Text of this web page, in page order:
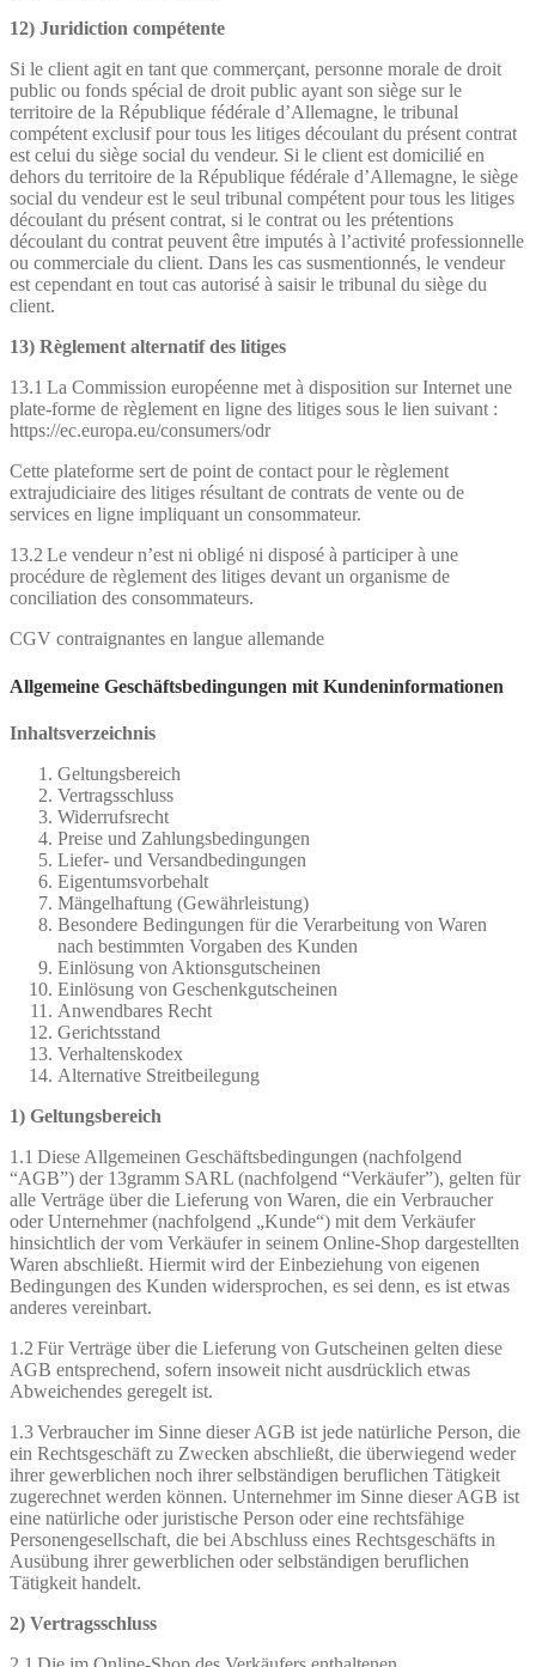
12) Juridiction compétente
Si le client agit en tant que commerçant, personne morale de droit
public ou fonds spécial de droit public ayant son siège sur le
territoire de la République fédérale d’Allemagne, le tribunal
compétent exclusif pour tous les litiges découlant du présent contrat
est celui du siège social du vendeur. Si le client est domicilié en
dehors du territoire de la République fédérale d’Allemagne, le siège
social du vendeur est le seul tribunal compétent pour tous les litiges
découlant du présent contrat, si le contrat ou les prétentions
découlant du contrat peuvent être imputés à l’activité professionnelle
ou commerciale du client. Dans les cas susmentionnés, le vendeur
est cependant en tout cas autorisé à saisir le tribunal du siège du
client.
13) Règlement alternatif des litiges
13.1 La Commission européenne met à disposition sur Internet une
plate-forme de règlement en ligne des litiges sous le lien suivant :
https://ec.europa.eu/consumers/odr
Cette plateforme sert de point de contact pour le règlement
extrajudiciaire des litiges résultant de contrats de vente ou de
services en ligne impliquant un consommateur.
13.2 Le vendeur n’est ni obligé ni disposé à participer à une
procédure de règlement des litiges devant un organisme de
conciliation des consommateurs.
CGV contraignantes en langue allemande
Allgemeine Geschäftsbedingungen mit Kundeninformationen
Inhaltsverzeichnis
Geltungsbereich
Vertragsschluss
Widerrufsrecht
Preise und Zahlungsbedingungen
Liefer- und Versandbedingungen
Eigentumsvorbehalt
Mängelhaftung (Gewährleistung)
Besondere Bedingungen für die Verarbeitung von Waren
nach bestimmten Vorgaben des Kunden
Einlösung von Aktionsgutscheinen
Einlösung von Geschenkgutscheinen
Anwendbares Recht
Gerichtsstand
Verhaltenskodex
Alternative Streitbeilegung
1) Geltungsbereich
1.1 Diese Allgemeinen Geschäftsbedingungen (nachfolgend
“AGB”) der 13gramm SARL (nachfolgend “Verkäufer”), gelten für
alle Verträge über die Lieferung von Waren, die ein Verbraucher
oder Unternehmer (nachfolgend „Kunde“) mit dem Verkäufer
hinsichtlich der vom Verkäufer in seinem Online-Shop dargestellten
Waren abschließt. Hiermit wird der Einbeziehung von eigenen
Bedingungen des Kunden widersprochen, es sei denn, es ist etwas
anderes vereinbart.
1.2 Für Verträge über die Lieferung von Gutscheinen gelten diese
AGB entsprechend, sofern insoweit nicht ausdrücklich etwas
Abweichendes geregelt ist.
1.3 Verbraucher im Sinne dieser AGB ist jede natürliche Person, die
ein Rechtsgeschäft zu Zwecken abschließt, die überwiegend weder
ihrer gewerblichen noch ihrer selbständigen beruflichen Tätigkeit
zugerechnet werden können. Unternehmer im Sinne dieser AGB ist
eine natürliche oder juristische Person oder eine rechtsfähige
Personengesellschaft, die bei Abschluss eines Rechtsgeschäfts in
Ausübung ihrer gewerblichen oder selbständigen beruflichen
Tätigkeit handelt.
2) Vertragsschluss